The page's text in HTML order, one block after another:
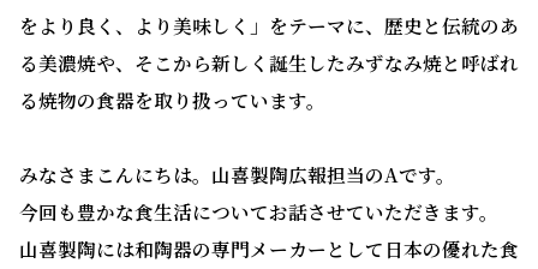
をより良く、より美味しく」をテーマに、歴史と伝統のあ
る美濃焼や、そこから新しく誕生したみずなみ焼と呼ばれ
る焼物の食器を取り扱っています。
みなさまこんにちは。山喜製陶広報担当のAです。
今回も豊かな食生活についてお話させていただきます。
山喜製陶には和陶器の専門メーカーとして日本の優れた食